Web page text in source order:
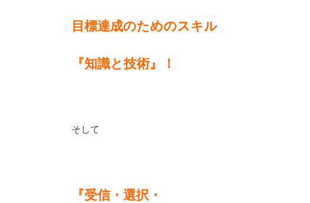
目標達成のためのスキル
『知識と技術』！
そして
『受信・選択・